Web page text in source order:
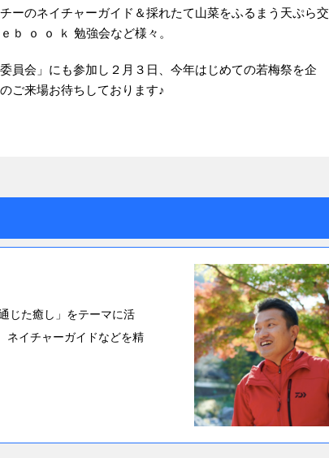
ーのネイチャーガイド＆採れたて山菜をふるまう天ぷら交
ｂ ｏ ｏ ｋ 勉強会など様々。
員会」にも参加し２月３日、今年はじめての若梅祭を企
ご来場お待ちしております♪
じた癒し」をテーマに活
ネイチャーガイドなどを精